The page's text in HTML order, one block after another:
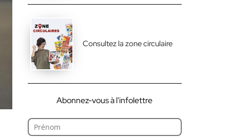
Consultez la zone circulaire
Abonnez-vous à l'infolettre